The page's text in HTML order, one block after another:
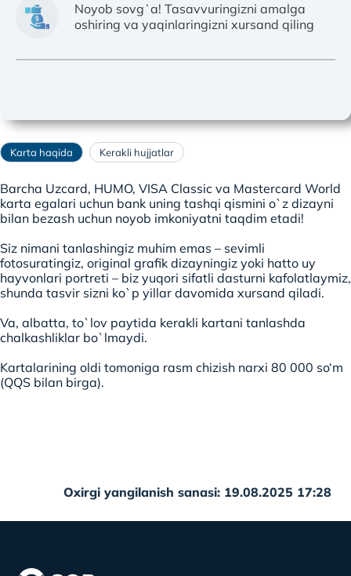
Noyob sovgʻa! Tasavvuringizni amalga
oshiring va yaqinlaringizni xursand qiling
Karta haqida Kerakli hujjatlar
Barcha Uzcard, HUMO, VISA Classic va Mastercard World
karta egalari uchun bank uning tashqi qismini o`z dizayni
bilan bezash uchun noyob imkoniyatni taqdim etadi!
Siz nimani tanlashingiz muhim emas – sevimli
fotosuratingiz, original grafik dizayningiz yoki hatto uy
hayvonlari portreti – biz yuqori sifatli dasturni kafolatlaymiz,
shunda tasvir sizni ko`p yillar davomida xursand qiladi.
Va, albatta, to`lov paytida kerakli kartani tanlashda
chalkashliklar bo`lmaydi.
Kartalarining oldi tomoniga rasm chizish narxi 80 000 so‘m
(QQS bilan birga).
Oxirgi yangilanish sanasi: 19.08.2025 17:28